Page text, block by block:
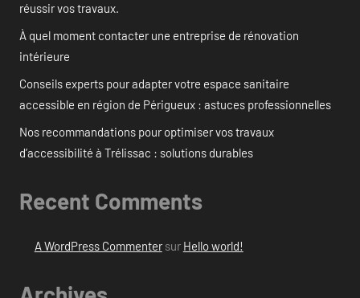
réussir vos travaux.
À quel moment contacter une entreprise de rénovation
intérieure
Conseils experts pour adapter votre espace sanitaire
accessible en région de Périgueux : astuces professionnelles
Nos recommandations pour optimiser vos travaux
d’accessibilité à Trélissac : solutions durables
Recent Comments
A WordPress Commentersur Hello world!